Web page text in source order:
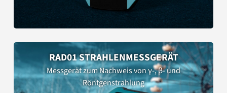
RAD01 STRAHLENMESSGERÄT
Messgerät zum Nachweis von γ-, β- und
Röntgenstrahlung